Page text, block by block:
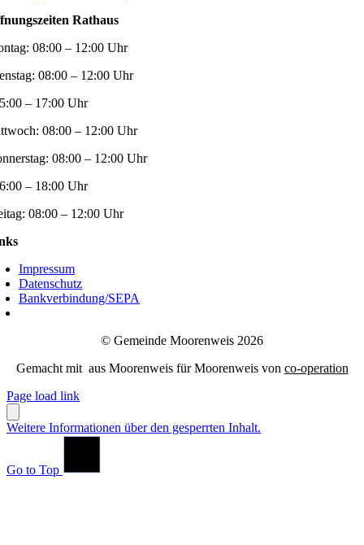
Rathaus
08:00 – 12:00 Uhr
08:00 – 12:00 Uhr
– 17:00 Uhr
08:00 – 12:00 Uhr
08:00 – 12:00 Uhr
– 18:00 Uhr
08:00 – 12:00 Uhr
Impressum
Datenschutz
Bankverbindung/SEPA
© Gemeinde Moorenweis 2026
Gemacht mit aus Moorenweis für Moorenweis von co-operation
Page load link
Weitere Informationen über den gesperrten Inhalt.
Go to Top